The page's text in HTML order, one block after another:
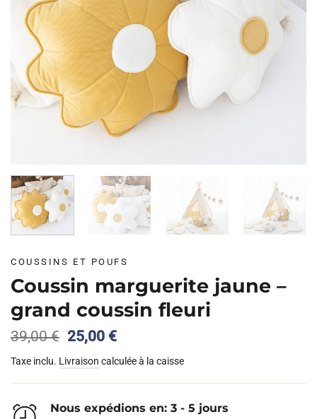
COUSSINS ET POUFS
Coussin marguerite jaune –
grand coussin fleuri
39,00€ Le
initial
était :
25,00 €Le
actuel
est :
Taxe inclu. Livraison calculée à la caisse
Nous expédions en: 3 - 5 jours